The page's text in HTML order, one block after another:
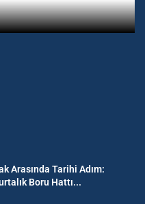
Arasında Tarihi Adım:
Boru Hattı...